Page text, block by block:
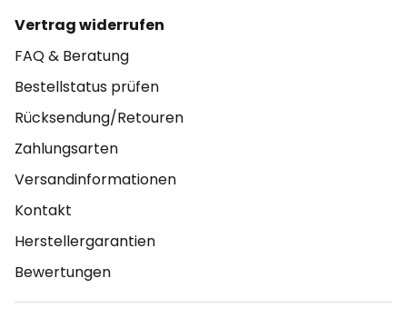
Vertrag widerrufen
FAQ & Beratung
Bestellstatus prüfen
Rücksendung/Retouren
Zahlungsarten
Versandinformationen
Kontakt
Herstellergarantien
Bewertungen